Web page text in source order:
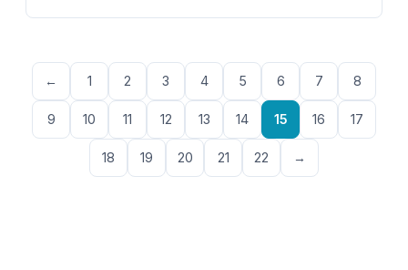
← 1 2 3 4 5 6 7 8
9 10 11 12 13 14 15 16 17
18 19 20 21 22 →